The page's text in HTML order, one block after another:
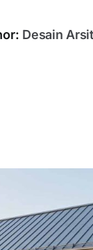
Desain